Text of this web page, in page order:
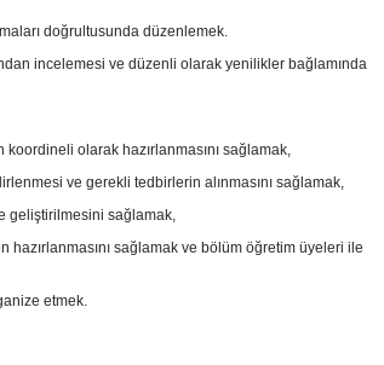
doğrultusunda düzenlemek.
incelemesi ve düzenli olarak yenilikler bağlamında
olarak hazırlanmasını sağlamak,
ve gerekli tedbirlerin alınmasını sağlamak,
geliştirilmesini sağlamak,
sağlamak ve bölüm öğretim üyeleri ile
etmek.